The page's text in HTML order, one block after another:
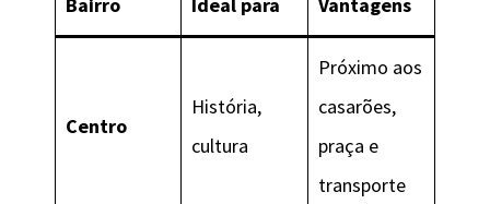
Centro
História,
cultura
Próximo aos
casarões,
praça e
transporte